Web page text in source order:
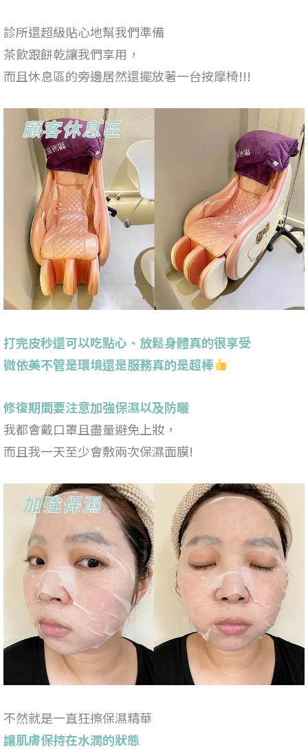
診所還超級貼心地幫我們準備
茶飲跟餅乾讓我們享用，
而且休息區的旁邊居然還擺放著一台按摩椅!!!
打完皮秒還可以吃點心、放鬆身體真的很享受
微依美不管是環境還是服務真的是超棒
修復期間要注意加強保濕以及防曬
我都會戴口罩且盡量避免上妝，
而且我一天至少會敷兩次保濕面膜!
不然就是一直狂擦保濕精華
讓肌膚保持在水潤的狀態